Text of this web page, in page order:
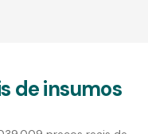
de insumos